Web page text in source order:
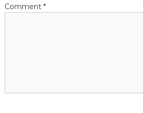
a
Comment *